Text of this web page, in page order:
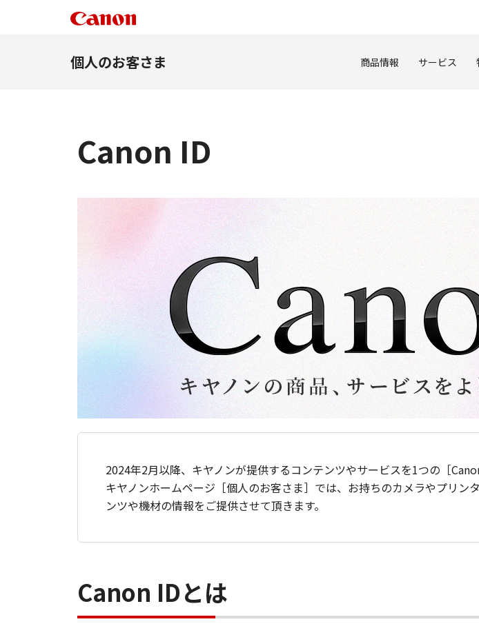
個人のお客さま 商品情報 サービス
Canon ID
2024年2月以降、キヤノンが提供するコンテンツやサービスを1つの［
キヤノンホームページ［個人のお客さま］では、お持ちのカメラやプリ
ンツや機材の情報をご提供させて頂きます。
Canon IDとは